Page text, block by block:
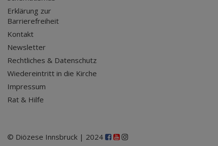
Erklärung zur
Barrierefreiheit
Kontakt
Newsletter
Rechtliches & Datenschutz
Wiedereintritt in die Kirche
Impressum
Rat & Hilfe
© Diözese Innsbruck | 2024